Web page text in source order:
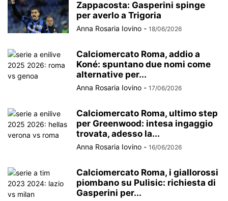
Zappacosta: Gasperini spinge
per averlo a Trigoria
Anna Rosaria Iovino - 18/06/2026
Calciomercato Roma, addio a
Koné: spuntano due nomi come
alternative per...
Anna Rosaria Iovino - 17/06/2026
Calciomercato Roma, ultimo step
per Greenwood: intesa ingaggio
trovata, adesso la...
Anna Rosaria Iovino - 16/06/2026
Calciomercato Roma, i giallorossi
piombano su Pulisic: richiesta di
Gasperini per...